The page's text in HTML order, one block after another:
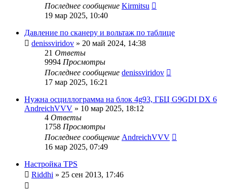
Последнее сообщение Kirmitsu
19 мар 2025, 10:40
Давление по сканеру и вольтаж по таблице
denissviridov » 20 май 2024, 14:38
21 Ответы
9994 Просмотры
Последнее сообщение denissviridov
17 мар 2025, 16:21
Нужна осциллограмма на блок 4g93, ГБЦ G9GDI DX 6
AndreichVVV » 10 мар 2025, 18:12
4 Ответы
1758 Просмотры
Последнее сообщение AndreichVVV
16 мар 2025, 07:49
Настройка TPS
Riddhi » 25 сен 2013, 17:46